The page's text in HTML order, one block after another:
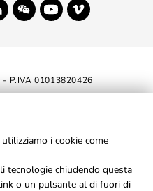
- P.IVA 01013820426
i cookie come
tecnologie chiudendo questa
o un pulsante al di fuori di